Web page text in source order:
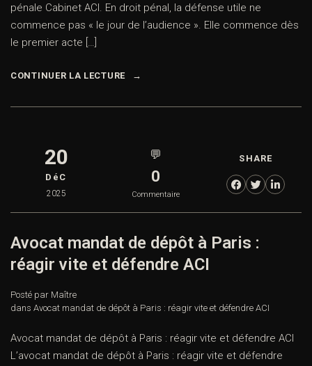
pénale Cabinet ACI. En droit pénal, la défense utile ne
commence pas « le jour de l’audience ». Elle commence dès
le premier acte […]
CONTINUER LA LECTURE
20
DéC
2025
💬
0
Commentaire
SHARE
Avocat mandat de dépôt à Paris :
réagir vite et défendre ACI
Posté par Maître
dans Avocat mandat de dépôt à Paris : réagir vite et défendre ACI
Avocat mandat de dépôt à Paris : réagir vite et défendre ACI
L’avocat mandat de dépôt à Paris : réagir vite et défendre